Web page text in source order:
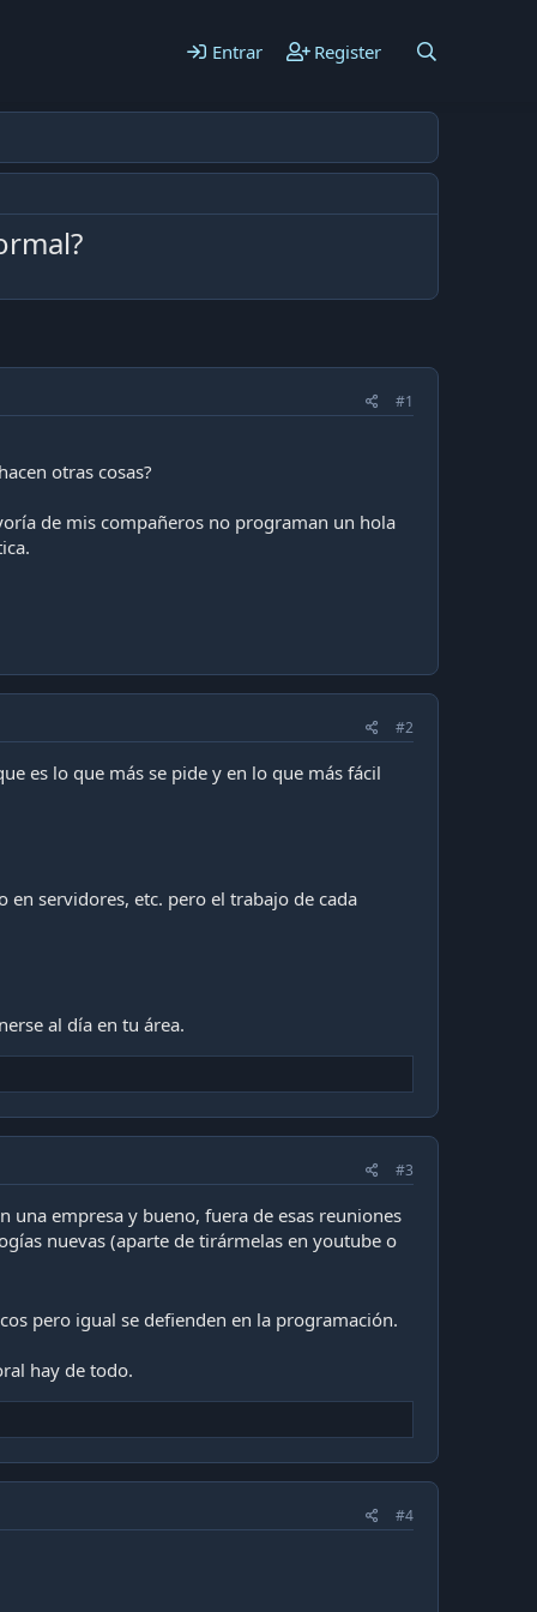
Entrar Register
#1
otras cosas?
de mis compañeros no programan un hola
#2
es lo que más se pide y en lo que más fácil
servidores, etc. pero el trabajo de cada
al día en tu área.
#3
una empresa y bueno, fuera de esas reuniones
nuevas (aparte de tirármelas en youtube o
pero igual se defienden en la programación.
hay de todo.
#4